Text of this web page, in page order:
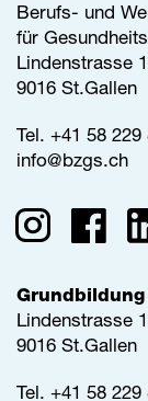
Berufs- und
für
Lindenstrasse
9016 St.Gallen
Tel. +41 58 229
info@bzgs.ch
Grundbildung
Lindenstrasse
9016 St.Gallen
Tel. +41 58 229